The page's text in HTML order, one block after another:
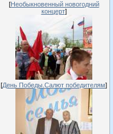
[Необыкновенный новогодний
концерт]
[День Победы.Салют победителям]